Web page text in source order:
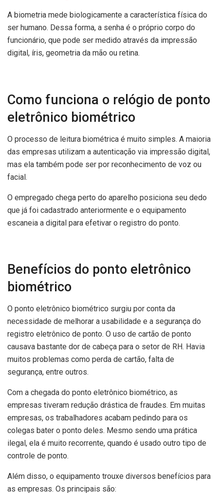
A biometria mede biologicamente a característica física do
ser humano. Dessa forma, a senha é o próprio corpo do
funcionário, que pode ser medido através da impressão
digital, íris, geometria da mão ou retina.
Como funciona o relógio de ponto
eletrônico biométrico
O processo de leitura biométrica é muito simples. A maioria
das empresas utilizam a autenticação via impressão digital,
mas ela também pode ser por reconhecimento de voz ou
facial.
O empregado chega perto do aparelho posiciona seu dedo
que já foi cadastrado anteriormente e o equipamento
escaneia a digital para efetivar o registro do ponto.
Benefícios do ponto eletrônico
biométrico
O ponto eletrônico biométrico surgiu por conta da
necessidade de melhorar a usabilidade e a segurança do
registro eletrônico de ponto. O uso de cartão de ponto
causava bastante dor de cabeça para o setor de RH. Havia
muitos problemas como perda de cartão, falta de
segurança, entre outros.
Com a chegada do ponto eletrônico biométrico, as
empresas tiveram redução drástica de fraudes. Em muitas
empresas, os trabalhadores acabam pedindo para os
colegas bater o ponto deles. Mesmo sendo uma prática
ilegal, ela é muito recorrente, quando é usado outro tipo de
controle de ponto.
Além disso, o equipamento trouxe diversos benefícios para
as empresas. Os principais são: